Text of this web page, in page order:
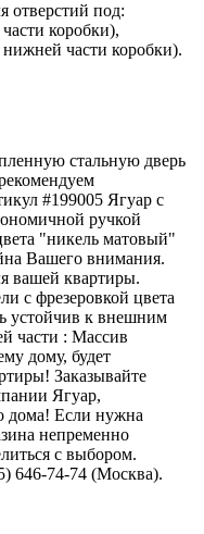
отверстий под:
коробки),
части коробки).
стальную дверь
#199005 Ягуар с
ручкой
"никель матовый"
Вашего внимания.
вашей квартиры.
с фрезеровкой цвета
устойчив к внешним
части : Массив
дому, будет
Заказывайте
Ягуар,
дома! Если нужна
непременно
с выбором.
646-74-74 (Москва).